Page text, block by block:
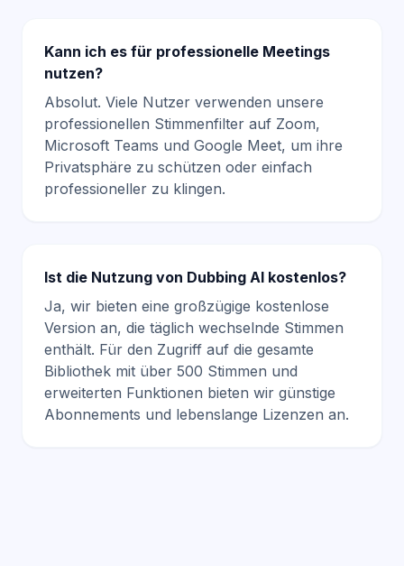
Kann ich es für professionelle Meetings
nutzen?
Absolut. Viele Nutzer verwenden unsere
professionellen Stimmenfilter auf Zoom,
Microsoft Teams und Google Meet, um ihre
Privatsphäre zu schützen oder einfach
professioneller zu klingen.
Ist die Nutzung von Dubbing AI kostenlos?
Ja, wir bieten eine großzügige kostenlose
Version an, die täglich wechselnde Stimmen
enthält. Für den Zugriff auf die gesamte
Bibliothek mit über 500 Stimmen und
erweiterten Funktionen bieten wir günstige
Abonnements und lebenslange Lizenzen an.